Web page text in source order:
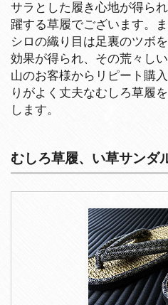
サラとした履き心地が得ら
躍する草履でございます。
シロの織り目は足裏のツボ
効果が得られ、その荒々し
山のお客様からリピート購
りがよく丈夫なむしろ草履
します。
むしろ草履、い草サンダ